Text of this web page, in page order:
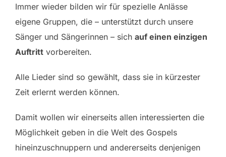
Immer wieder bilden wir für spezielle Anlässe
eigene Gruppen, die – unterstützt durch unsere
Sänger und Sängerinnen – sich auf einen einzigen
Auftritt vorbereiten.
Alle Lieder sind so gewählt, dass sie in kürzester
Zeit erlernt werden können.
Damit wollen wir einerseits allen interessierten die
Möglichkeit geben in die Welt des Gospels
hineinzuschnuppern und andererseits denjenigen